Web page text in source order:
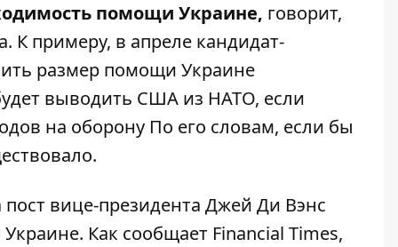
помощи Украине, говорит,
К примеру, в апреле кандидат-
размер помощи Украине
выводить США из НАТО, если
на оборону По его словам, если бы
вице-президента Джей Ди Вэнс
. Как сообщает Financial Times,